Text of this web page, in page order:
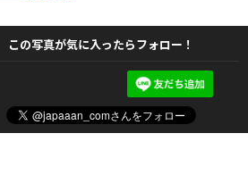
この写真が気に入ったらフォロー！